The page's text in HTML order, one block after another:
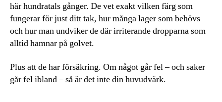
här hundratals gånger. De vet exakt vilken färg som
fungerar för just ditt tak, hur många lager som behövs
och hur man undviker de där irriterande dropparna som
alltid hamnar på golvet.
Plus att de har försäkring. Om något går fel – och saker
går fel ibland – så är det inte din huvudvärk.